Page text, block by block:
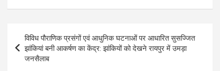
ce
b
o
o
se
n
g
at
s
A
e
a
ail py
Li
n
ar
Post
navigation
विविध पौराणिक प्रसंगों एवं आधुनिक घटनाओं पर आधारित सुसज्जित
झांकियां बनी आकर्षण का केंद्र: झांकियों को देखने रायपुर में उमड़ा
जनसैलाब